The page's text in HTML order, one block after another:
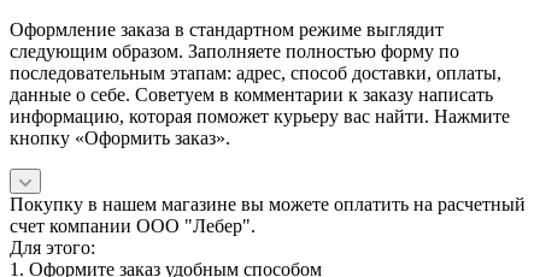
Оформление заказа в стандартном режиме выглядит
следующим образом. Заполняете полностью форму по
последовательным этапам: адрес, способ доставки, оплаты,
данные о себе. Советуем в комментарии к заказу написать
информацию, которая поможет курьеру вас найти. Нажмите
кнопку «Оформить заказ».
Покупку в нашем магазине вы можете оплатить на расчетный
счет компании ООО "Лебер".
Для этого:
1. Оформите заказ удобным способом